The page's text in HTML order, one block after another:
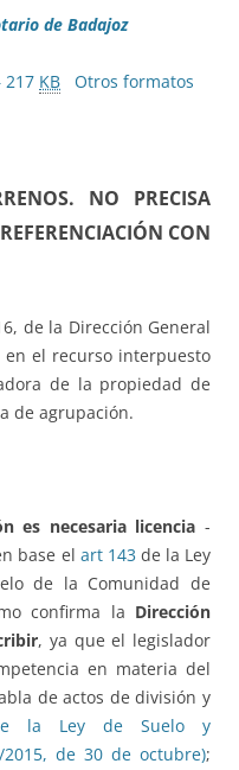
de Badajoz
217 KB Otros formatos
NO PRECISA
CON
de la Dirección General
el recurso interpuesto
de la propiedad de
de agrupación.
es necesaria licencia -
base el art 143 de la Ley
de la Comunidad de
confirma la Dirección
, ya que el legislador
en materia del
de actos de división y
la Ley de Suelo y
2015, de 30 de octubre);